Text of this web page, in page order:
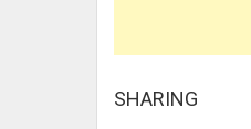
SHARING